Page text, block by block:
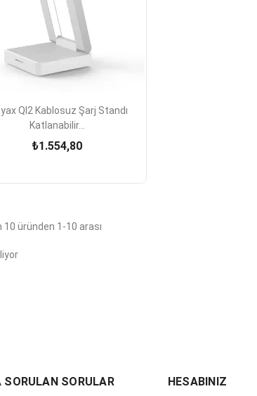
Hızlı Görünüm
QI2 Kablosuz Şarj Standı
Katlanabilir...
₺1.554,80
10 üründen 1-10 arası
SORULAN SORULAR HESABINIZ